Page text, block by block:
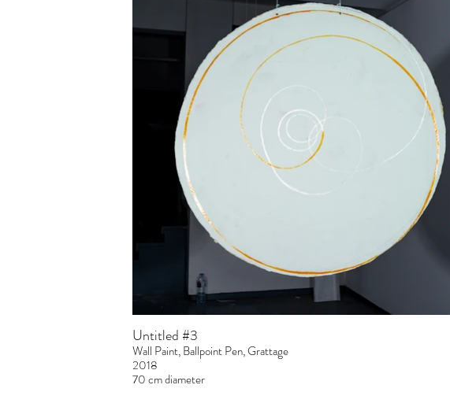
Untitled #3
Wall Paint, Ballpoint Pen, Grattage
2018
70 cm diameter